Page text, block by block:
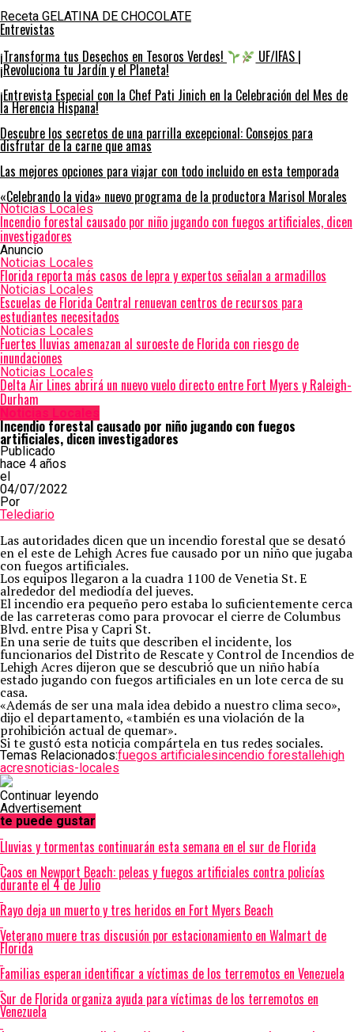
Receta GELATINA DE CHOCOLATE
Entrevistas
¡Transforma tus Desechos en Tesoros Verdes!
UF/IFAS |
¡Revoluciona tu Jardín y el Planeta!
¡Entrevista Especial con la Chef Pati Jinich en la Celebración del Mes de
la Herencia Hispana!
Descubre los secretos de una parrilla excepcional: Consejos para
disfrutar de la carne que amas
Las mejores opciones para viajar con todo incluido en esta temporada
«Celebrando la vida» nuevo programa de la productora Marisol Morales
Noticias Locales
Incendio forestal causado por niño jugando con fuegos artificiales, dicen
investigadores
Anuncio
Noticias Locales
Florida reporta más casos de lepra y expertos señalan a armadillos
Noticias Locales
Escuelas de Florida Central renuevan centros de recursos para
estudiantes necesitados
Noticias Locales
Fuertes lluvias amenazan al suroeste de Florida con riesgo de
inundaciones
Noticias Locales
Delta Air Lines abrirá un nuevo vuelo directo entre Fort Myers y Raleigh-
Durham
Noticias Locales
Incendio forestal causado por niño jugando con fuegos
artificiales, dicen investigadores
Publicado
hace 4 años
el
04/07/2022
Por
Telediario
Las autoridades dicen que un incendio forestal que se desató
en el este de Lehigh Acres fue causado por un niño que jugaba
con fuegos artificiales.
Los equipos llegaron a la cuadra 1100 de Venetia St. E
alrededor del mediodía del jueves.
El incendio era pequeño pero estaba lo suficientemente cerca
de las carreteras como para provocar el cierre de Columbus
Blvd. entre Pisa y Capri St.
En una serie de tuits que describen el incidente, los
funcionarios del Distrito de Rescate y Control de Incendios de
Lehigh Acres dijeron que se descubrió que un niño había
estado jugando con fuegos artificiales en un lote cerca de su
casa.
«Además de ser una mala idea debido a nuestro clima seco»,
dijo el departamento, «también es una violación de la
prohibición actual de quemar».
Si te gustó esta noticia compártela en tus redes sociales.
Temas Relacionados:fuegos artificialesincendio forestallehigh
acresnoticias-locales
Continuar leyendo
Advertisement
te puede gustar
Lluvias y tormentas continuarán esta semana en el sur de Florida
Caos en Newport Beach: peleas y fuegos artificiales contra policías
durante el 4 de Julio
Rayo deja un muerto y tres heridos en Fort Myers Beach
Veterano muere tras discusión por estacionamiento en Walmart de
Florida
Familias esperan identificar a víctimas de los terremotos en Venezuela
Sur de Florida organiza ayuda para víctimas de los terremotos en
Venezuela